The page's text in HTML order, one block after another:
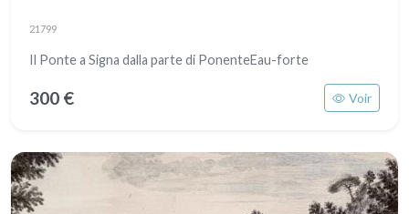
21799
Il Ponte a Signa dalla parte di PonenteEau-forte
300 € Voir